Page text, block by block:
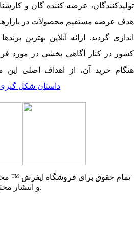
تولیدکنندگان، عرضه کننده گان و
هدف عرضه مستقیم محصولات در
اندازی گردید. ارائه آنلاین بهترین
کشور در کنار آگاهی بخشی در مورد
هنگام خرید آن، از اهداف اصلی این
داستان شکل گیری
و انتشار محتوا با حفظ اثر بلامانع است.